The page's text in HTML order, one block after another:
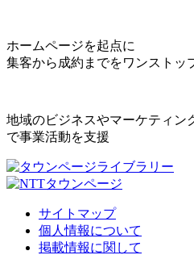
ホームページを起点に
集客から成約までをワンストッ
地域のビジネスやマーケティン
で事業活動を支援
サイトマップ
個人情報について
掲載情報に関して